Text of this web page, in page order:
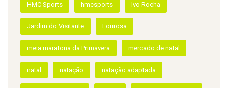
Dança desporto Desporto Adaptado
emprego europarque europarque running
Evento eventos família Feira Viva
Feira Viva Natação Adaptada Filipa Reis